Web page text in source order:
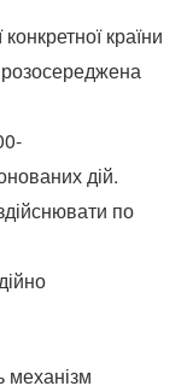
країни
дій.
по
механізм